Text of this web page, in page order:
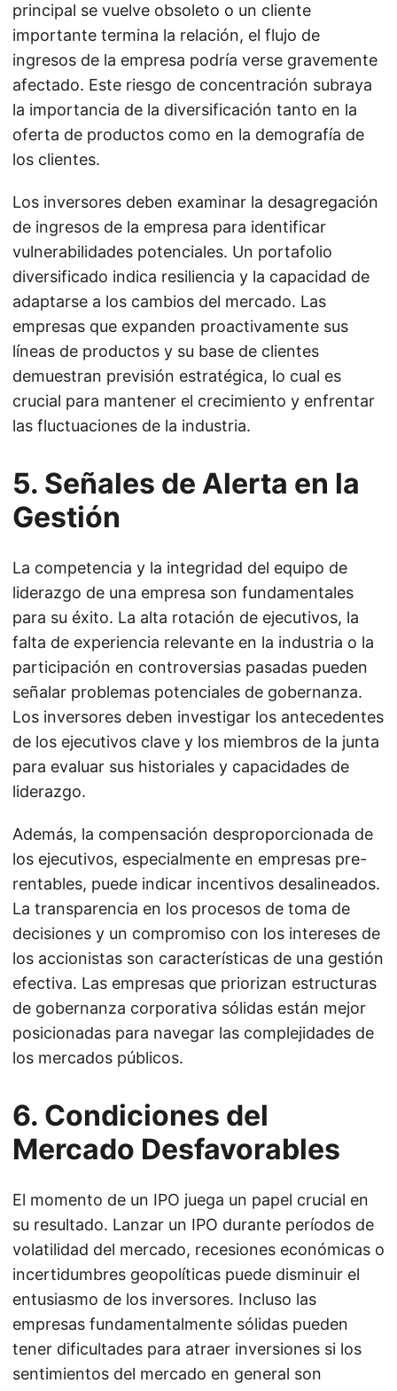
principal se vuelve obsoleto o un cliente
importante termina la relación, el flujo de
ingresos de la empresa podría verse gravemente
afectado. Este riesgo de concentración subraya
la importancia de la diversificación tanto en la
oferta de productos como en la demografía de
los clientes.
Los inversores deben examinar la desagregación
de ingresos de la empresa para identificar
vulnerabilidades potenciales. Un portafolio
diversificado indica resiliencia y la capacidad de
adaptarse a los cambios del mercado. Las
empresas que expanden proactivamente sus
líneas de productos y su base de clientes
demuestran previsión estratégica, lo cual es
crucial para mantener el crecimiento y enfrentar
las fluctuaciones de la industria.
5. Señales de Alerta en la
Gestión
La competencia y la integridad del equipo de
liderazgo de una empresa son fundamentales
para su éxito. La alta rotación de ejecutivos, la
falta de experiencia relevante en la industria o la
participación en controversias pasadas pueden
señalar problemas potenciales de gobernanza.
Los inversores deben investigar los antecedentes
de los ejecutivos clave y los miembros de la junta
para evaluar sus historiales y capacidades de
liderazgo.
Además, la compensación desproporcionada de
los ejecutivos, especialmente en empresas pre-
rentables, puede indicar incentivos desalineados.
La transparencia en los procesos de toma de
decisiones y un compromiso con los intereses de
los accionistas son características de una gestión
efectiva. Las empresas que priorizan estructuras
de gobernanza corporativa sólidas están mejor
posicionadas para navegar las complejidades de
los mercados públicos.
6. Condiciones del
Mercado Desfavorables
El momento de un IPO juega un papel crucial en
su resultado. Lanzar un IPO durante períodos de
volatilidad del mercado, recesiones económicas o
incertidumbres geopolíticas puede disminuir el
entusiasmo de los inversores. Incluso las
empresas fundamentalmente sólidas pueden
tener dificultades para atraer inversiones si los
sentimientos del mercado en general son